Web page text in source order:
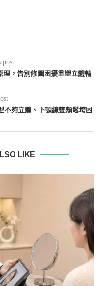
post
理，告別修圖困擾重塑立體輪
不夠立體、下顎線雙頰鬆垮困
LIKE